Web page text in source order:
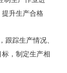
提升生产合格
跟踪生产情况、
标 ，制定生产相